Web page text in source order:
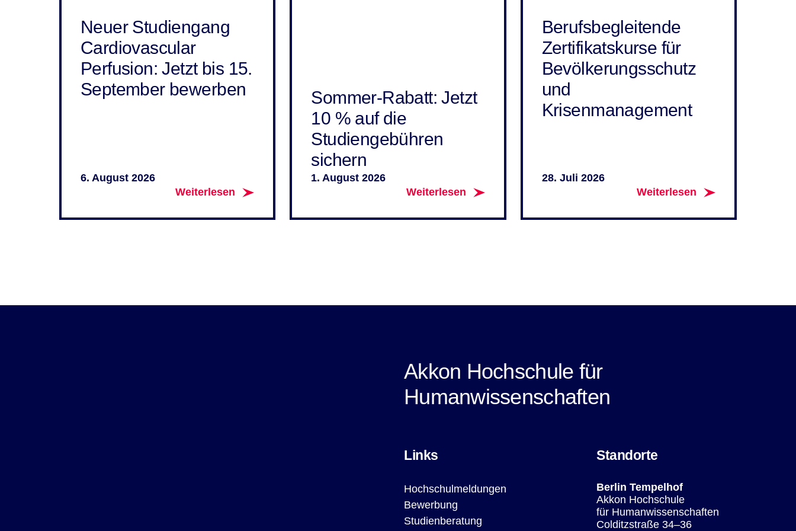
Neuer Studiengang
Cardiovascular
Perfusion: Jetzt bis 15.
September bewerben
6. August 2026
Weiterlesen
Sommer-Rabatt: Jetzt
10 % auf die
Studiengebühren
sichern
1. August 2026
Weiterlesen
Berufsbegleitende
Zertifikatskurse für
Bevölkerungsschutz
und
Krisenmanagement
28. Juli 2026
Weiterlesen
Akkon Hochschule für
Humanwissenschaften
Links
Hochschulmeldungen
Bewerbung
Studienberatung
Standorte
Berlin Tempelhof
Akkon Hochschule
für Humanwissenschaften
Colditzstraße 34–36